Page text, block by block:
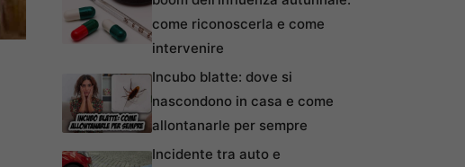
come riconoscerla e come
intervenire
Incubo blatte: dove si
nascondono in casa e come
allontanarle per sempre
Incidente tra auto e